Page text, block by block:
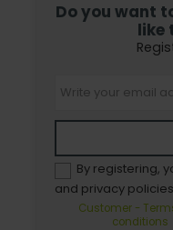
Do you want
like
By registering,
and privacy
Customer -
conditions